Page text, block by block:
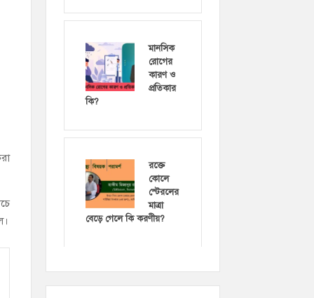
মানসিক
রোগের
কারণ ও
প্রতিকার
কি?
রক্তে
কোলে
স্টেরলের
মাত্রা
বেড়ে গেলে কি করণীয়?